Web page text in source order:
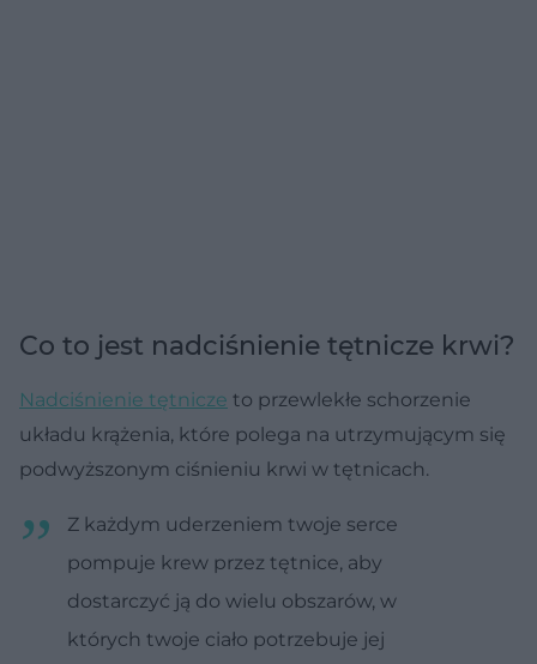
Co to jest nadciśnienie tętnicze krwi?
Nadciśnienie tętnicze to przewlekłe schorzenie
układu krążenia, które polega na utrzymującym się
podwyższonym ciśnieniu krwi w tętnicach.
Z każdym uderzeniem twoje serce
pompuje krew przez tętnice, aby
dostarczyć ją do wielu obszarów, w
których twoje ciało potrzebuje jej